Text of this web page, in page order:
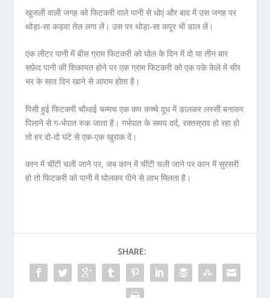
खुजली वाली जगह को फिटकरी वाले पानी से धोएं और बाद में उस जगह पर
थोड़ा-सा कड़वा तेल लगा लें। उस पर थोड़ा-सा कपूर भी डाल लें।
एक लीटर पानी में बीस ग्राम फिटकरी को घोल के दिन में दो या तीन बार
सफ़ेद पानी की शिकायत होने पर एक ग्राम फिटकरी को एक पके केले में चीर
भर के सात दिन खाने से आराम होता है।
पिसी हुई फिटकरी चौथाई चम्मच एक कप कच्चे दूध में डालकर लस्सी बनाकर
पिलाने से ग-र्भपात रुक जाता है। गर्भपात के समय दर्द, रक्तस्राव हो रहा हो
तो हर दो-दो घंटे से एक-एक खुराक दें।
कान में चींटी चली जाने पर, जब कान में चींटी चली जाने पर कान में सुरसरी
हो तो फिटकरी को पानी में घोलकर पीने से लाभ मिलता है।
SHARE: